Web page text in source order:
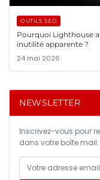
OUTILS SEO
Pourquoi Lighthouse
inutilité apparente ?
24 mai 2026
NEWSLETTER
Inscrivez-vous pour
dans votre boîte mail.